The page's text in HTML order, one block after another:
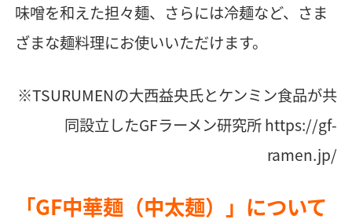
味噌を和えた担々麺、さらには冷麺など、さま
ざまな麺料理にお使いいただけます。
※TSURUMENの大西益央氏とケンミン食品が共
同設立したGFラーメン研究所https://gf-
ramen.jp/
「GF中華麺（中太麺）」について